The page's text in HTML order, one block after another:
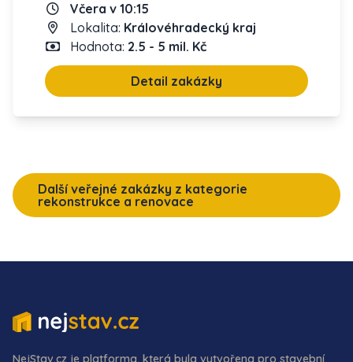
Včera v 10:15
Lokalita: Královéhradecký kraj
Hodnota: 2.5 - 5 mil. Kč
Detail zakázky
Další veřejné zakázky z kategorie
rekonstrukce a renovace
NejStav.cz je platforma, která byla vytvořena pro stavební